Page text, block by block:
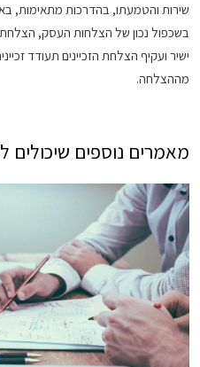
שירות והטמעתו, בהדרכות מתאימות,
בשכפול נכון של הצלחות העסק, הצלחת
ישיר ועקיף הצלחת הזכיינים תעודד
מההצלחה.
מאמרים נוספים שיכולים